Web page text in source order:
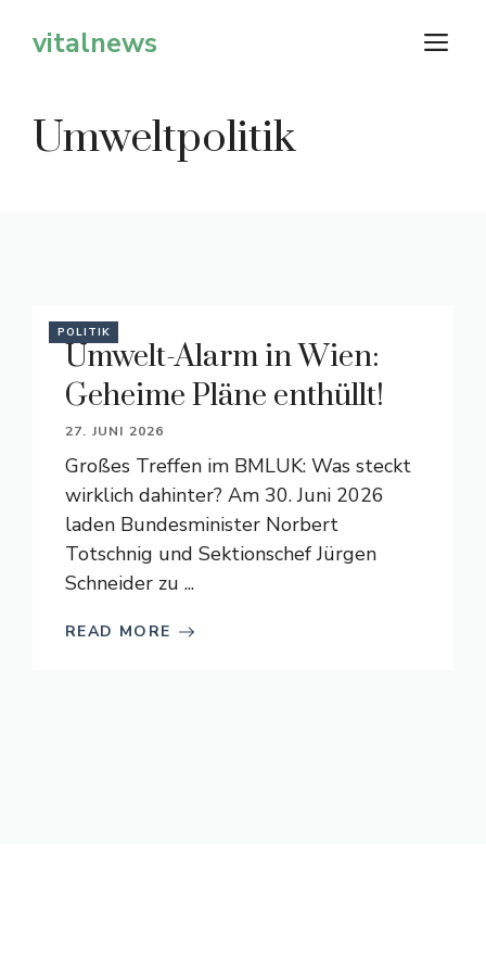
Inhaltvitalnews
Umweltpolitik
POLITIK
Umwelt-Alarm in Wien:
Geheime Pläne enthüllt!
27. JUNI 2026
Großes Treffen im BMLUK: Was steckt
wirklich dahinter? Am 30. Juni 2026
laden Bundesminister Norbert
Totschnig und Sektionschef Jürgen
Schneider zu ...
READ MORE